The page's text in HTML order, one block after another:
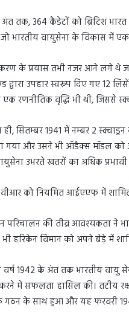
तक, 364 कैडेटों को ब्रिटिश
जो भारतीय वायुसेना के विकास में
के प्रयास तभी नजर आने लगे थे जब
द्वारा उपहार स्वरूप दिए गए 12
रणनीतिक वृद्धि भी थी, जिससे
सितम्बर 1941 में नम्बर 2
गया और उसने भी ऑडैक्स मॉडल को
उभरते खतरों का अधिक
को नियमित आईएएफ में
परिचालन की तीव्र आवश्यकता ने
भी हरिकेन विमान को अपने बेड़े में
1942 के अंत तक भारतीय वायु
में सफलता हासिल की। तटीय
गठन के साथ हुआ और यह फरवरी